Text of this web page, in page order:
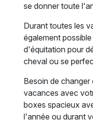
se donner toute
Durant toutes les
également
d'équitation pour
cheval ou se
Besoin de changer
vacances avec
boxes spacieux
l'année ou durant